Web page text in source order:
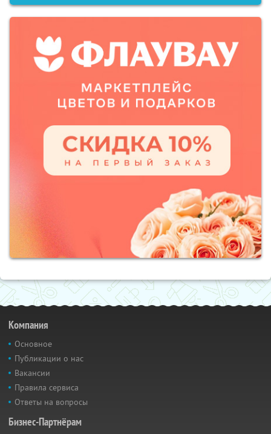
Компания
Основное
Публикации о нас
Вакансии
Правила сервиса
Ответы на вопросы
Бизнес-Партнёрам